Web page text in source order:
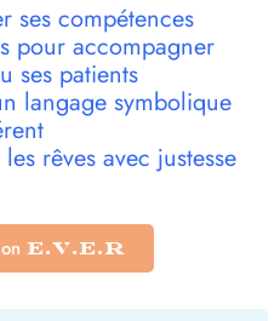
ses compétences
pour accompagner
ses patients
langage symbolique
rêves avec justesse
E.V.E.R